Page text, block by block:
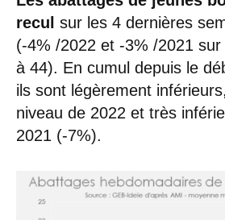
recul sur les 4 dernières
(-4% /2022 et -3% /2021
à 44). En cumul depuis le
ils sont légèrement
niveau de 2022 et très
2021 (-7%).